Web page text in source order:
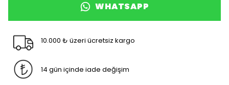
WHATSAPP
10.000 ₺ üzeri ücretsiz kargo
14 gün içinde iade değişim